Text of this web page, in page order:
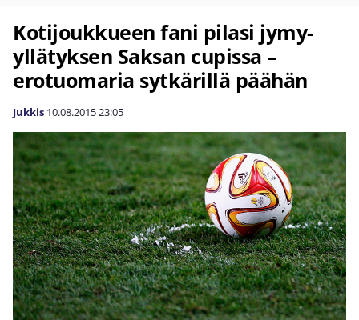
Kotijoukkueen fani pilasi jymy-
yllätyksen Saksan cupissa –
erotuomaria sytkärillä päähän
Jukkis 10.08.201523:05